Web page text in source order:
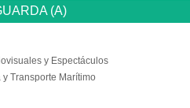
(A)
y Espectáculos
Transporte Marítimo